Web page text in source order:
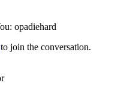
opadiehard
to join the conversation.